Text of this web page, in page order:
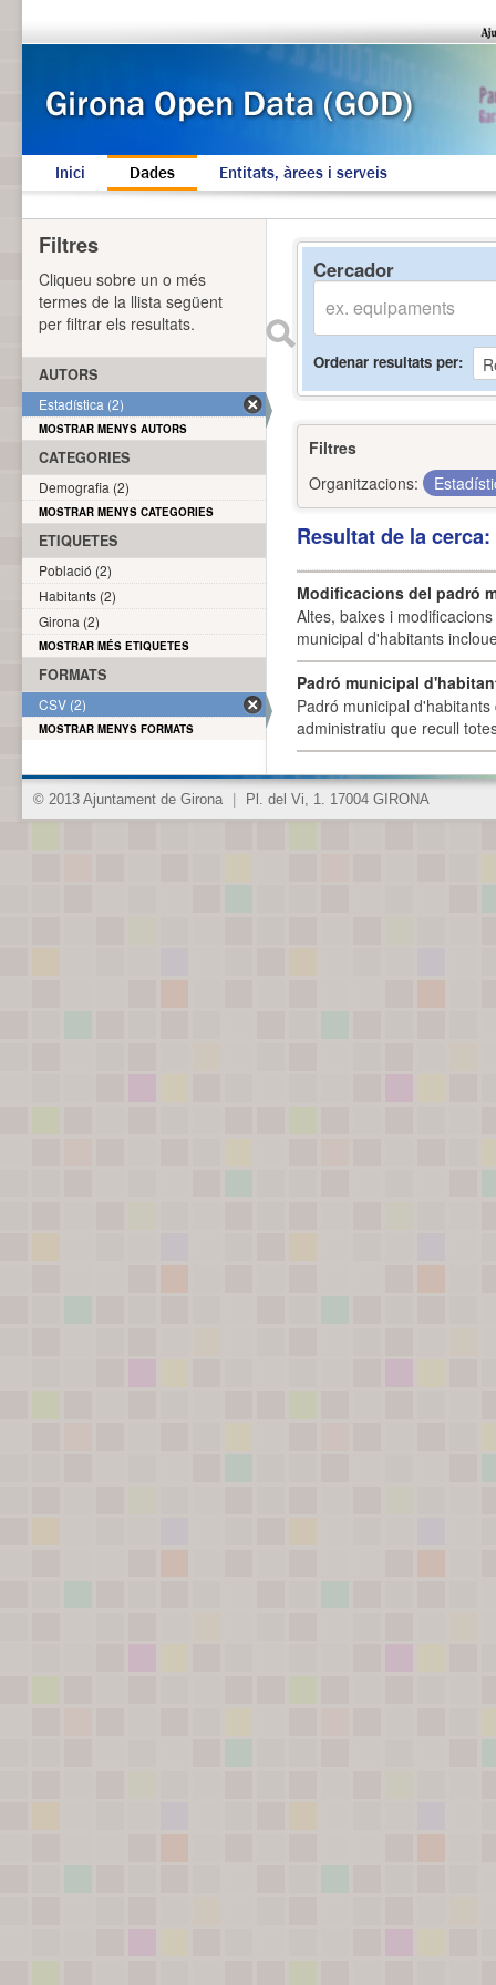
Inici Dades Entitats, àrees i serveis
Cercador
Ordenar resultats per
Filtres
Organitzacions:
Resultat de la
Modificacions del padró
Altes, baixes i
municipal d'habitants
Padró municipal
Padró municipal
administratiu que recull
Filtres
Cliqueu sobre un o més
termes de la llista següent
per filtrar els resultats.
AUTORS
Estadística (2)
MOSTRAR MENYS AUTORS
CATEGORIES
Demografia (2)
MOSTRAR MENYS CATEGORIES
ETIQUETES
Població (2)
Habitants (2)
Girona (2)
MOSTRAR MÉS ETIQUETES
FORMATS
CSV (2)
MOSTRAR MENYS FORMATS
© 2013 Ajuntament de Girona Pl. del Vi, 1. 17004 GIRONA